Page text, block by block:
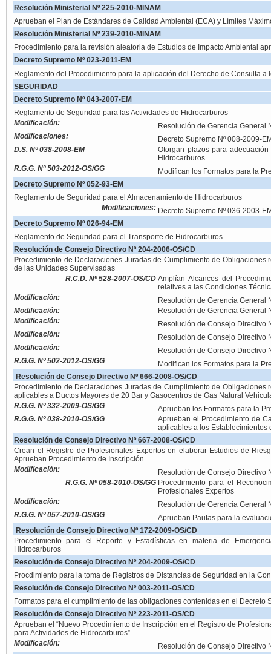
Resolución Ministerial Nº 225-2010-MINAM
Aprueban el Plan de Estándares de Calidad Ambiental (ECA) y Límites
Resolución Ministerial Nº 239-2010-MINAM
Procedimiento para la revisión aleatoria de Estudios de Impacto Ambiental
Decreto Supremo Nº 023-2011-EM
Reglamento del Procedimiento para la aplicación del Derecho de Consulta
SEGURIDAD
Decreto Supremo Nº 043-2007-EM
Reglamento de Seguridad para las Actividades de Hidrocarburos
Modificación:
Resolución de Gerencia General
Modificaciones:
Decreto Supremo Nº 008-2009-
D.S. Nº 038-2008-EM
Otorgan plazos para
Hidrocarburos
R.G.G. Nº 503-2012-OS/GG
Modifican los Formatos para la
Decreto Supremo Nº 052-93-EM
Reglamento de Seguridad para el Almacenamiento de Hidrocarburos
Modificaciones: Decreto Supremo Nº 036-2003-
Decreto Supremo Nº 026-94-EM
Reglamento de Seguridad para el Transporte de Hidrocarburos
Resolución de Consejo Directivo Nº 204-2006-OS/CD
Procedimiento de Declaraciones Juradas de Cumplimiento de
de las Unidades Supervisadas
R.C.D. Nº 528-2007-OS/CD Amplían Alcances del
relatives a las Condiciones
Modificación:
Resolución de Gerencia General
Modificación:
Resolución de Gerencia General
Modificación:
Resolución de Consejo Directivo
Modificación:
Resolución de Consejo Directivo
Modificación:
Resolución de Consejo Directivo
R.G.G. Nº 502-2012-OS/GG
Modifican los Formatos para la
Resolución de Consejo Directivo Nº 666-2008-OS/CD
Procedimiento de Declaraciones Juradas de Cumplimiento de
aplicables a Ductos Mayores de 20 Bar y Gasocentros de Gas Natural
R.G.G. Nº 332-2009-OS/GG
Aprueban los Formatos para la
R.G.G. Nº 038-2010-OS/GG
Aprueban el Procedimiento de
aplicables a los Establecimientos
Resolución de Consejo Directivo Nº 667-2008-OS/CD
Crean el Registro de Profesionales Expertos en elaborar Estudios de
Aprueban Procedimiento de Inscripción
Modificación:
Resolución de Consejo Directivo
R.G.G. Nº 058-2010-OS/GG Procedimiento para el
Profesionales Expertos
Modificación:
Resolución de Gerencia General
R.G.G. Nº 057-2010-OS/GG
Aprueban Pautas para la
Resolución de Consejo Directivo Nº 172-2009-OS/CD
Procedimiento para el Reporte y Estadísticas en materia de
Hidrocarburos
Resolución de Consejo Directivo Nº 204-2009-OS/CD
Procdimiento para la toma de Registros de Distancias de Seguridad en la
Resolución de Consejo Directivo Nº 003-2011-OS/CD
Formatos para el cumplimiento de las obligaciones contenidas en el Decreto
Resolución de Consejo Directivo Nº 223-2011-OS/CD
Aprueban el “Nuevo Procedimiento de Inscripción en el Registro de
para Actividades de Hidrocarburos”
Modificación:
Resolución de Consejo Directivo